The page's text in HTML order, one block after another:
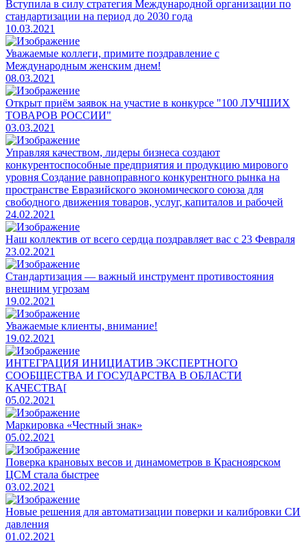
​Вступила в силу стратегия Международной организации по
стандартизации на период до 2030 года
10.03.2021
Уважаемые коллеги, примите поздравление с
Международным женским днем!
08.03.2021
Открыт приём заявок на участие в конкурсе "100 ЛУЧШИХ
ТОВАРОВ РОССИИ"
03.03.2021
Управляя качеством, лидеры бизнеса создают
конкурентоспособные предприятия и продукцию мирового
уровня Создание равноправного конкурентного рынка на
пространстве Евразийского экономического союза для
свободного движения товаров, услуг, капиталов и рабочей
24.02.2021
​Наш коллектив от всего сердца поздравляет вас с 23 Февраля
23.02.2021
Стандартизация — важный инструмент противостояния
внешним угрозам
19.02.2021
Уважаемые клиенты, внимание!
19.02.2021
ИНТЕГРАЦИЯ ИНИЦИАТИВ ЭКСПЕРТНОГО
СООБЩЕСТВА И ГОСУДАРСТВА В ОБЛАСТИ
КАЧЕСТВА[
05.02.2021
​Маркировка «Честный знак»
05.02.2021
​Поверка крановых весов и динамометров в Красноярском
ЦСМ стала быстрее
03.02.2021
​Новые решения для автоматизации поверки и калибровки СИ
давления
01.02.2021